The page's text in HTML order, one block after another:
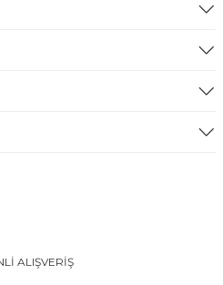
ALIŞVERİŞ